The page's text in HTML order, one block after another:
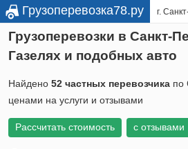
Грузоперевозка78.ру г.
Грузоперевозки в Санкт-
Газелях и подобных авто
Найдено 52 частных перевозчика по
ценами на услуги и отзывами
Рассчитать стоимость с отзывами